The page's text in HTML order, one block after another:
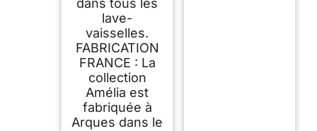
lave-
vaisselles.
FABRICATION
FRANCE : La
collection
Amélia est
fabriquée à
Arques dans le